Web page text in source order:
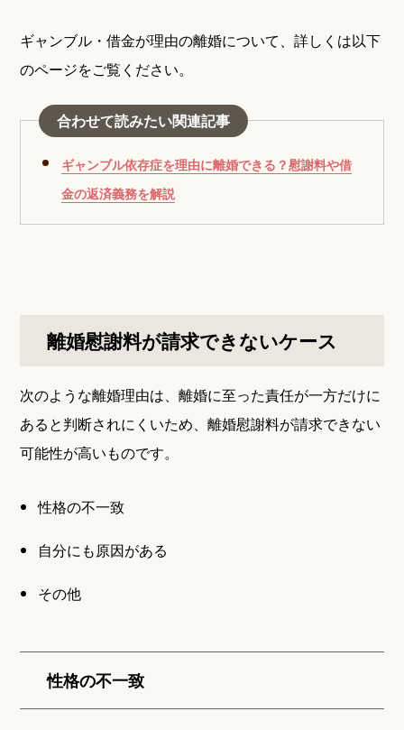
ギャンブル・借金が理由の離婚について、詳しくは以下
のページをご覧ください。
合わせて読みたい関連記事
ギャンブル依存症を理由に離婚できる？慰謝料や借
金の返済義務を解説
離婚慰謝料が請求できないケース
次のような離婚理由は、離婚に至った責任が一方だけに
あると判断されにくいため、離婚慰謝料が請求できない
可能性が高いものです。
性格の不一致
自分にも原因がある
その他
性格の不一致